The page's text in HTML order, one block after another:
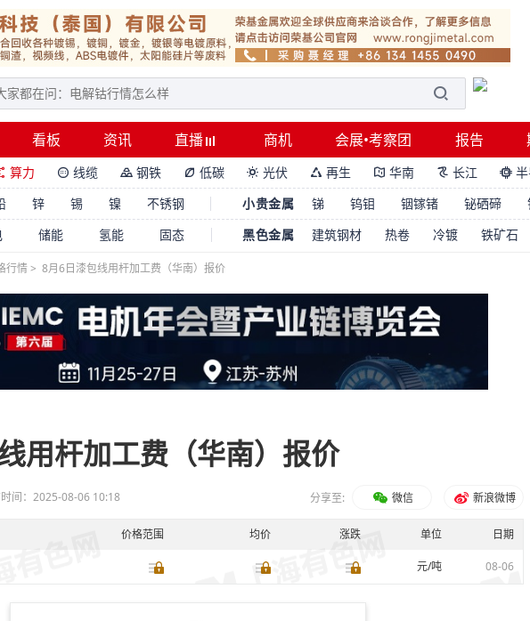
看板 资讯 直播 商机 会展•考察团 报告
算力  线缆  钢铁  低碳  光伏  再生  华南  长江 
锌 锡 镍 不锈钢 小贵金属 锑 钨钼 铟镓锗 铋硒碲
储能 氢能 固态 黑色金属 建筑钢材 热卷 冷镀 铁矿石
行情> 8月6日漆包线用杆加工费（华南）报价
用杆加工费（华南）报价
间：2025-08-06 10:18 分享至: 微信 新浪微博
价格范围 均价 涨跌 单位 日期
元/吨 08-06